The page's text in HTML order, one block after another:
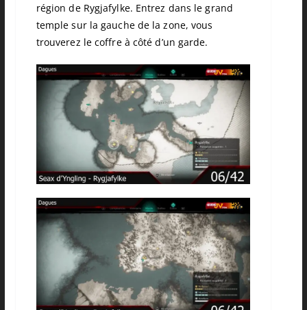
région de Rygjafylke. Entrez dans le grand
temple sur la gauche de la zone, vous
trouverez le coffre à côté d’un garde.